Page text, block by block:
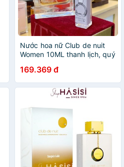
Nước hoa nữ Club de nuit
Women 10ML thanh lịch, quý
169.369 đ